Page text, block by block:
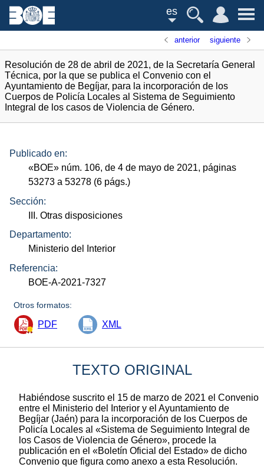
es
anterior siguiente
Resolución de 28 de abril de 2021, de la Secretaría General
Técnica, por la que se publica el Convenio con el
Ayuntamiento de Begíjar, para la incorporación de los
Cuerpos de Policía Locales al Sistema de Seguimiento
Integral de los casos de Violencia de Género.
Publicado en:
«BOE» núm. 106, de 4 de mayo de 2021, páginas
53273 a 53278 (6 págs.)
Sección:
III. Otras disposiciones
Departamento:
Ministerio del Interior
Referencia:
BOE-A-2021-7327
Otros formatos:
PDF XML
TEXTO ORIGINAL
Habiéndose suscrito el 15 de marzo de 2021 el Convenio
entre el Ministerio del Interior y el Ayuntamiento de
Begíjar (Jaén) para la incorporación de los Cuerpos de
Policía Locales al «Sistema de Seguimiento Integral de
los Casos de Violencia de Género», procede la
publicación en el «Boletín Oficial del Estado» de dicho
Convenio que figura como anexo a esta Resolución.